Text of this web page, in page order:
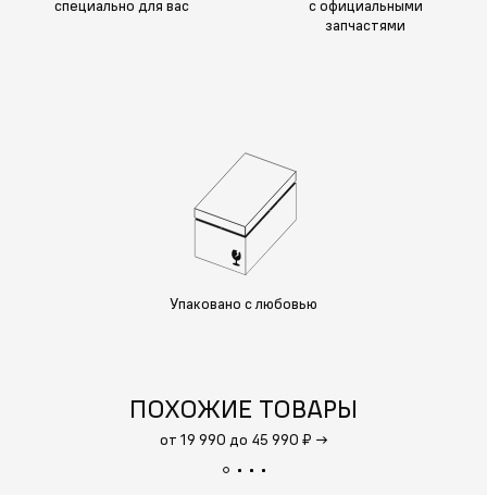
специально для вас
с официальными
запчастями
Упаковано с любовью
ПОХОЖИЕ ТОВАРЫ
от 19 990 до 45 990 ₽ →